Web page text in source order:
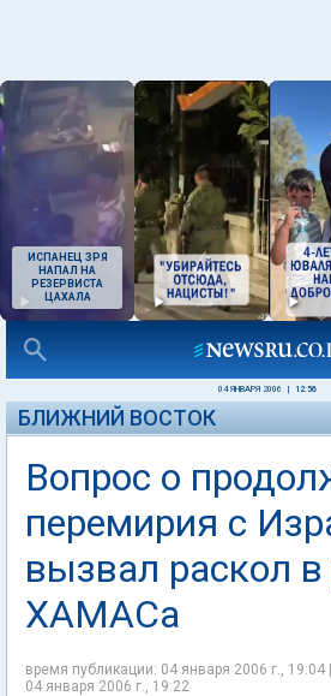
ИСПАНЕЦ ЗРЯ
НАПАЛ НА
РЕЗЕРВИСТА
ЦАХАЛА
04 ЯНВАРЯ 2006 12:56
БЛИЖНИЙ ВОСТОК
Вопрос о
перемирия с
вызвал раскол
ХАМАСа
время публикации: 04 января 2006 г.,
04 января 2006 г., 19:22